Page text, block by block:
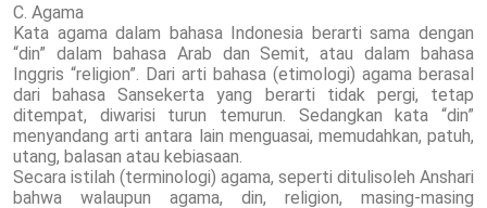
C. Agama
Kata agama dalam bahasa Indonesia berarti sama dengan
“din” dalam bahasa Arab dan Semit, atau dalam bahasa
Inggris “religion”. Dari arti bahasa (etimologi) agama berasal
dari bahasa Sansekerta yang berarti tidak pergi, tetap
ditempat, diwarisi turun temurun. Sedangkan kata “din”
menyandang arti antara lain menguasai, memudahkan, patuh,
utang, balasan atau kebiasaan.
Secara istilah (terminologi) agama, seperti ditulisoleh Anshari
bahwa walaupun agama, din, religion, masing-masing